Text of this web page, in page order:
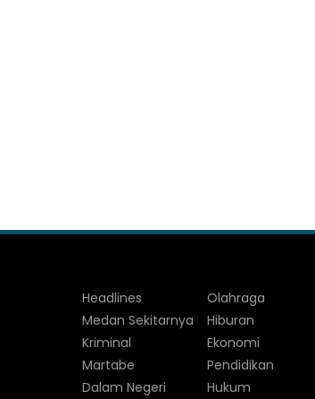
Headlines
Medan Sekitarnya
Kriminal
Martabe
Dalam Negeri
Olahraga
Hiburan
Ekonomi
Pendidikan
Hukum